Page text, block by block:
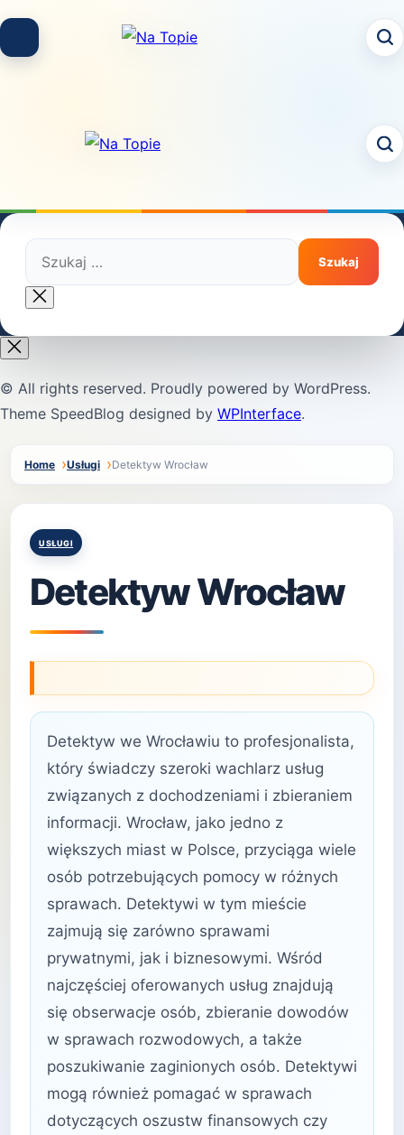
content
Szukaj:
Close
search
© All rights reserved. Proudly powered by WordPress.
Theme SpeedBlog designed by WPInterface.
Home Usługi Detektyw Wrocław
Posted
USŁUGI
Detektyw Wrocław
Detektyw we Wrocławiu to profesjonalista,
który świadczy szeroki wachlarz usług
związanych z dochodzeniami i zbieraniem
informacji. Wrocław, jako jedno z
większych miast w Polsce, przyciąga wiele
osób potrzebujących pomocy w różnych
sprawach. Detektywi w tym mieście
zajmują się zarówno sprawami
prywatnymi, jak i biznesowymi. Wśród
najczęściej oferowanych usług znajdują
się obserwacje osób, zbieranie dowodów
w sprawach rozwodowych, a także
poszukiwanie zaginionych osób. Detektywi
mogą również pomagać w sprawach
dotyczących oszustw finansowych czy